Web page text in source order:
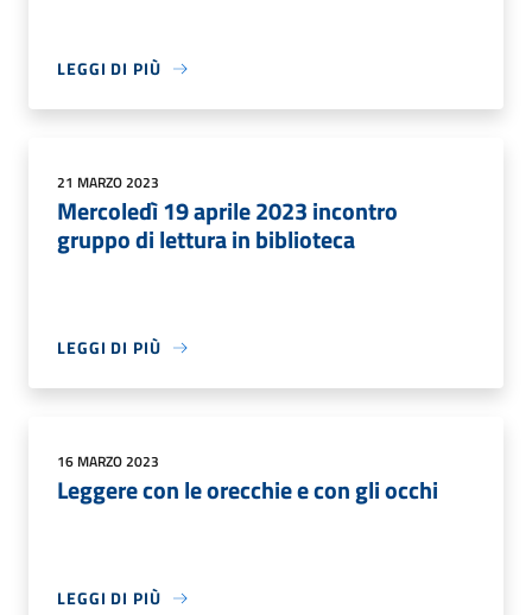
LEGGI DI PIÙ
21 MARZO 2023
Mercoledì 19 aprile 2023 incontro
gruppo di lettura in biblioteca
LEGGI DI PIÙ
16 MARZO 2023
Leggere con le orecchie e con gli occhi
LEGGI DI PIÙ